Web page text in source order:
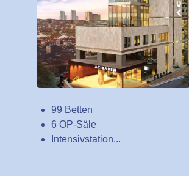
99 Betten
6 OP-Säle
Intensivstation...